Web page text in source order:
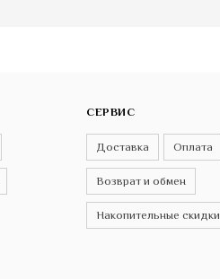
СЕРВИС
Доставка Оплата
Возврат и обмен
Накопительные скидки